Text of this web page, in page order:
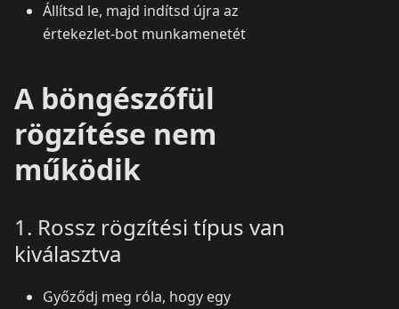
Állítsd le, majd indítsd újra az
értekezlet-bot munkamenetét
A böngészőfül
rögzítése nem
működik
1. Rossz rögzítési típus van
kiválasztva
Győződj meg róla, hogy egy